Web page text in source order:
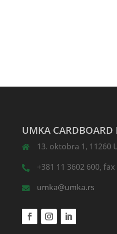
UMKA CARDBOARD
13. oktobra 1, 11260
+381 11 3602 600,
umka@umka.rs